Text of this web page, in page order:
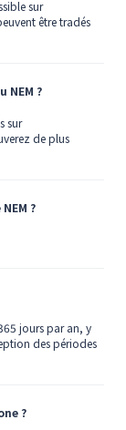
sur
être tradés
NEM ?
sur
de plus
?
jours par an, y
des périodes
?